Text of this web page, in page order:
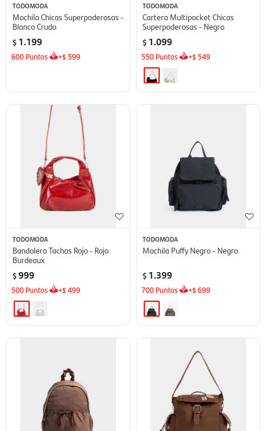
TODOMODA
Mochila Chicas Superpoderosas -
Blanco Crudo
$ 1.199
600 Puntos +$ 599
TODOMODA
Cartera Multipocket Chicas
Superpoderosas - Negro
$ 1.099
550 Puntos +$ 549
TODOMODA
Bandolera Tachas Rojo - Rojo
Burdeaux
$999
500 Puntos +$499
TODOMODA
Mochila Puffy Negro - Negro
$ 1.399
700 Puntos +$699